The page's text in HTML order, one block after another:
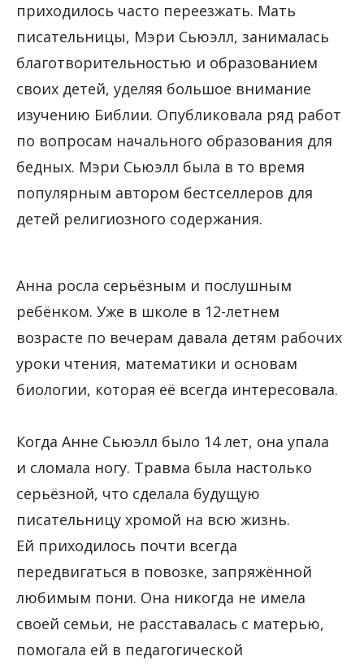
приходилось часто переезжать. Мать
писательницы, Мэри Сьюэлл, занималась
благотворительностью и образованием
своих детей, уделяя большое внимание
изучению Библии. Опубликовала ряд работ
по вопросам начального образования для
бедных. Мэри Сьюэлл была в то время
популярным автором бестселлеров для
детей религиозного содержания.
Анна росла серьёзным и послушным
ребёнком. Уже в школе в 12-летнем
возрасте по вечерам давала детям рабочих
уроки чтения, математики и основам
биологии, которая её всегда интересовала.
Когда Анне Сьюэлл было 14 лет, она упала
и сломала ногу. Травма была настолько
серьёзной, что сделала будущую
писательницу хромой на всю жизнь.
Ей приходилось почти всегда
передвигаться в повозке, запряжённой
любимым пони. Она никогда не имела
своей семьи, не расставалась с матерью,
помогала ей в педагогической